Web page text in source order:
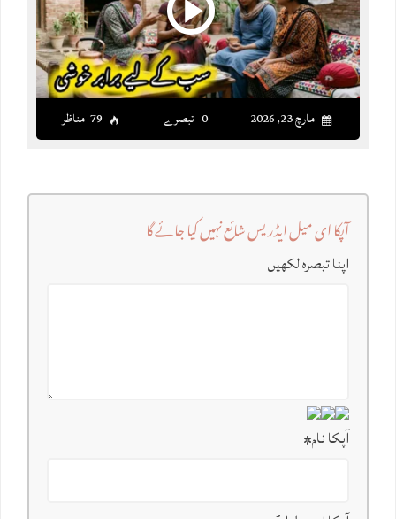
مارچ 23, 2026 0 تبصرے 79 مناظر
آپکا ای میل ایڈریس شائع نہیں کیا جائے گا
اپنا تبصرہ لکھیں
آپکا نام*